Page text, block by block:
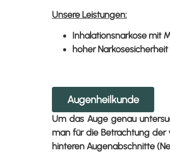
Unsere Leistungen:
Inhalationsnarkose mit
hoher
Augenheilkunde
Um das Auge genau
man für die Betrachtung der
hinteren Augenabschnitte